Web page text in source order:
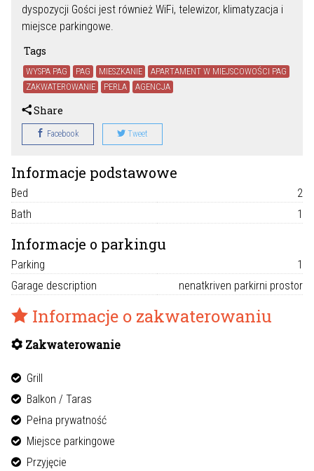
dyspozycji Gości jest również WiFi, telewizor, klimatyzacja i
miejsce parkingowe.
Tags
WYSPA PAG PAG MIESZKANIE
APARTAMENT W MIEJSCOWOŚCI PAG
ZAKWATEROWANIE
PERLA AGENCJA
Share
Facebook Tweet
Informacje podstawowe
Bed
2
Bath
1
Informacje o parkingu
Parking
1
Garage description
nenatkriven parkirni prostor
Informacje o zakwaterowaniu
Zakwaterowanie
Grill
Balkon / Taras
Pełna prywatność
Miejsce parkingowe
Przyjęcie